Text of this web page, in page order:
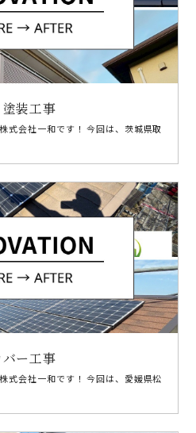
装工事
式会社一和です！ 今回は、茨城県取
ー工事
式会社一和です！ 今回は、愛媛県松